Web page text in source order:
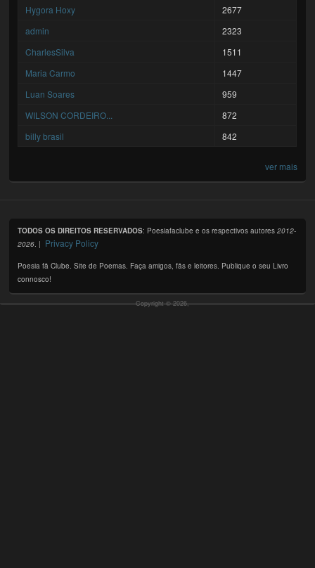
Hygora Hoxy
2677
admin
2323
CharlesSilva
1511
Maria Carmo
1447
Luan Soares
959
WILSON CORDEIRO...
872
billy brasil
842
ver mais
TODOS OS DIREITOS RESERVADOS: Poesiafaclube e os respectivos autores2012-
2026 . | Privacy Policy
Poesia fã Clube. Site de Poemas. Faça amigos, fãs e leitores. Publique o seu Livro
connosco!
Copyright © 2026,